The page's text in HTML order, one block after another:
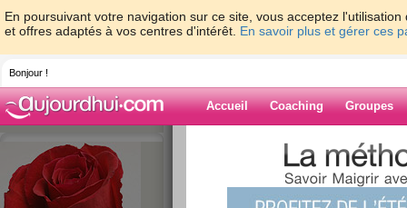
En poursuivant votre navigation sur ce site, vous acceptez
et offres adaptés à vos centres d'intérêt. En savoir plus et gérer ces
Bonjour !
Accueil Coaching Groupes
> >
Blog de